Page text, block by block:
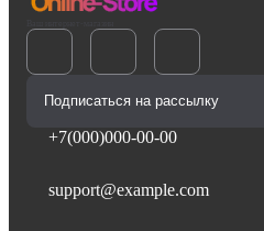
+7(000)000-00-00
support@example.com